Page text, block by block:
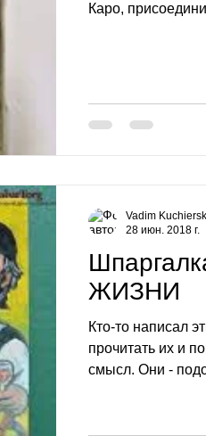
Каро,
ЖИЗНИ
Кто-то написал
прочитать их и
смысл. Они -
Vadim
28 июн. 2018 г.